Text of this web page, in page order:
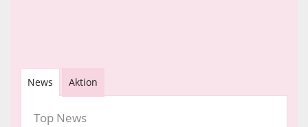
News Aktion
Top News